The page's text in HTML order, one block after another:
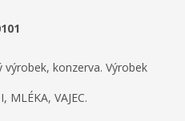
konzerva. Výrobek
VAJEC.